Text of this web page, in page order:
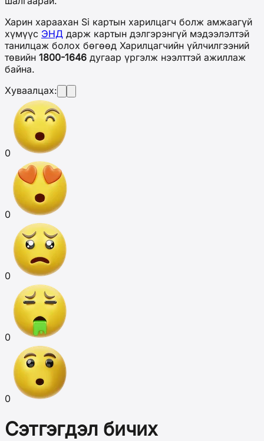
Харин хараахан Si картын харилцагч болж амжаагүй
хүмүүс ЭНД дарж картын дэлгэрэнгүй мэдээлэлтэй
танилцаж болох бөгөөд Харилцагчийн үйлчилгээний
төвийн 1800-1646 дугаар үргэлж нээлттэй ажиллаж
байна.
Хуваалцах:
0
0
0
0
0
Сэтгэгдэл бичих